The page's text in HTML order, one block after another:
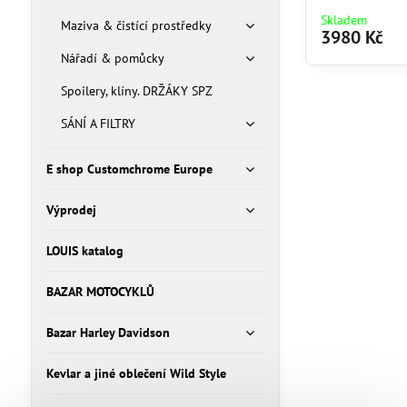
Skladem
3980 Kč
Maziva & čistící prostředky
Nářadí & pomůcky
Spoilery, klíny. DRŽÁKY SPZ
SÁNÍ A FILTRY
E shop Customchrome Europe
Výprodej
LOUIS katalog
BAZAR MOTOCYKLŮ
Bazar Harley Davidson
Kevlar a jiné oblečení Wild Style